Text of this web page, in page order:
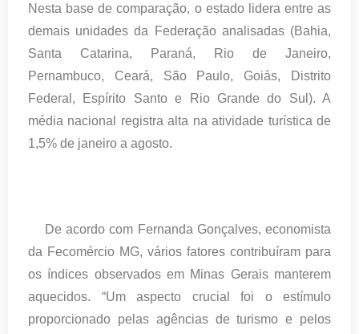
Nesta base de comparação, o estado lidera entre as
demais unidades da Federação analisadas (Bahia,
Santa Catarina, Paraná, Rio de Janeiro,
Pernambuco, Ceará, São Paulo, Goiás, Distrito
Federal, Espírito Santo e Rio Grande do Sul). A
média nacional registra alta na atividade turística de
1,5% de janeiro a agosto.
De acordo com Fernanda Gonçalves, economista
da Fecomércio MG, vários fatores contribuíram para
os índices observados em Minas Gerais manterem
aquecidos. “Um aspecto crucial foi o estímulo
proporcionado pelas agências de turismo e pelos